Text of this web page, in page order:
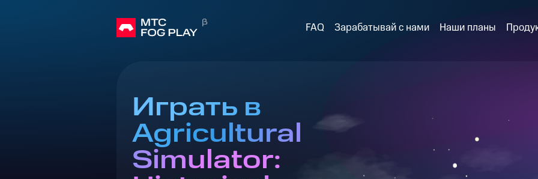
FAQ Зарабатывай с нами Наши планы
Играть в
Agricultural
Simulator: